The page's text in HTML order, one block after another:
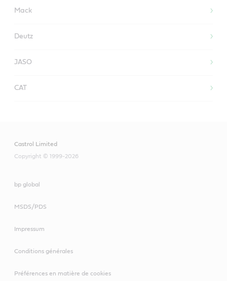
Mack
Deutz
JASO
CAT
Castrol Limited
Copyright © 1999-2026
bp global
MSDS/PDS
Impressum
Conditions générales
Préférences en matière de cookies